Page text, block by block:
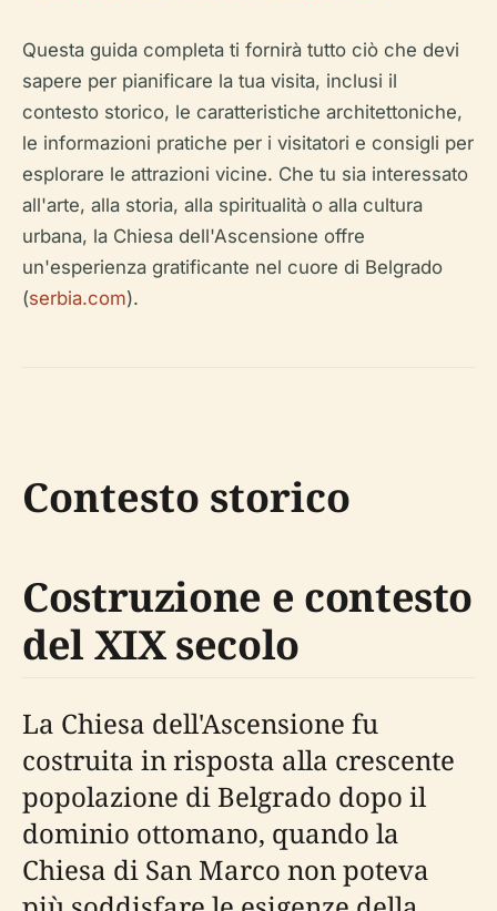
Questa guida completa ti fornirà tutto ciò che devi
sapere per pianificare la tua visita, inclusi il
contesto storico, le caratteristiche architettoniche,
le informazioni pratiche per i visitatori e consigli per
esplorare le attrazioni vicine. Che tu sia interessato
all'arte, alla storia, alla spiritualità o alla cultura
urbana, la Chiesa dell'Ascensione offre
un'esperienza gratificante nel cuore di Belgrado
(serbia.com).
Contesto storico
Costruzione e contesto
del XIX secolo
La Chiesa dell'Ascensione fu
costruita in risposta alla crescente
popolazione di Belgrado dopo il
dominio ottomano, quando la
Chiesa di San Marco non poteva